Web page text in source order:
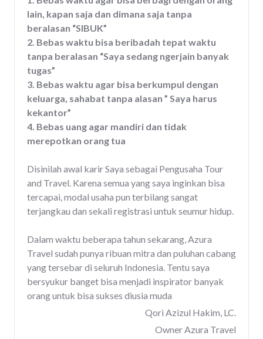
lain, kapan saja dan dimana saja tanpa
beralasan “SIBUK”
2. Bebas waktu bisa beribadah tepat waktu
tanpa beralasan “Saya sedang ngerjain banyak
tugas”
3. Bebas waktu agar bisa berkumpul dengan
keluarga, sahabat tanpa alasan ” Saya harus
kekantor”
4. Bebas uang agar mandiri dan tidak
merepotkan orang tua
Disinilah awal karir Saya sebagai Pengusaha Tour
and Travel. Karena semua yang saya inginkan bisa
tercapai, modal usaha pun terbilang sangat
terjangkau dan sekali registrasi untuk seumur hidup.
Dalam waktu beberapa tahun sekarang, Azura
Travel sudah punya ribuan mitra dan puluhan cabang
yang tersebar di seluruh Indonesia. Tentu saya
bersyukur banget bisa menjadi inspirator banyak
orang untuk bisa sukses diusia muda
Qori Azizul Hakim, LC.
Owner Azura Travel